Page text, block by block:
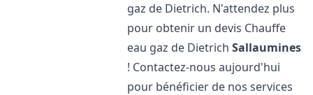
gaz de Dietrich. N'attendez plus
pour obtenir un devis Chauffe
eau gaz de DietrichSallaumines
! Contactez-nous aujourd'hui
pour bénéficier de nos services